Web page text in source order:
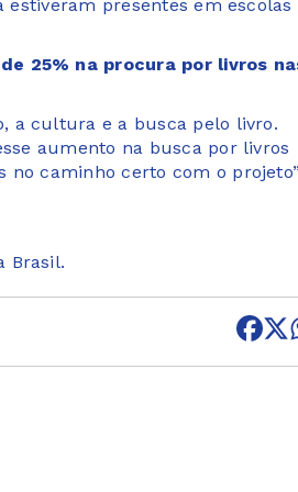
estiveram presentes em escolas
25% na procura por livros
a cultura e a busca pelo livro.
aumento na busca por livros
caminho certo com o
Brasil.